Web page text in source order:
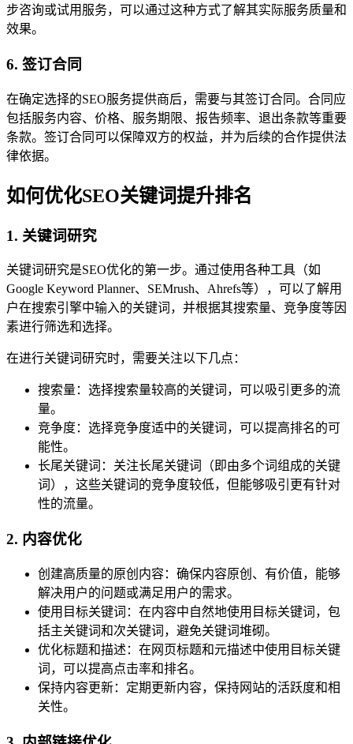
步咨询或试用服务，可以通过这种方式了解其实际服务质量和
效果。
6. 签订合同
在确定选择的SEO服务提供商后，需要与其签订合同。合同应
包括服务内容、价格、服务期限、报告频率、退出条款等重要
条款。签订合同可以保障双方的权益，并为后续的合作提供法
律依据。
如何优化SEO关键词提升排名
1. 关键词研究
关键词研究是SEO优化的第一步。通过使用各种工具（如
Google Keyword Planner、SEMrush、Ahrefs等），可以了解用
户在搜索引擎中输入的关键词，并根据其搜索量、竞争度等因
素进行筛选和选择。
在进行关键词研究时，需要关注以下几点：
搜索量：选择搜索量较高的关键词，可以吸引更多的流
量。
竞争度：选择竞争度适中的关键词，可以提高排名的可
能性。
长尾关键词：关注长尾关键词（即由多个词组成的关键
词），这些关键词的竞争度较低，但能够吸引更有针对
性的流量。
2. 内容优化
创建高质量的原创内容：确保内容原创、有价值，能够
解决用户的问题或满足用户的需求。
使用目标关键词：在内容中自然地使用目标关键词，包
括主关键词和次关键词，避免关键词堆砌。
优化标题和描述：在网页标题和元描述中使用目标关键
词，可以提高点击率和排名。
保持内容更新：定期更新内容，保持网站的活跃度和相
关性。